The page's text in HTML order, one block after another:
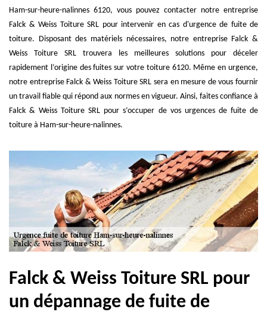
Ham-sur-heure-nalinnes 6120, vous pouvez contacter notre entreprise
Falck & Weiss Toiture SRL pour intervenir en cas d'urgence de fuite de
toiture. Disposant des matériels nécessaires, notre entreprise Falck &
Weiss Toiture SRL trouvera les meilleures solutions pour déceler
rapidement l’origine des fuites sur votre toiture 6120. Même en urgence,
notre entreprise Falck & Weiss Toiture SRL sera en mesure de vous fournir
un travail fiable qui répond aux normes en vigueur. Ainsi, faites confiance à
Falck & Weiss Toiture SRL pour s’occuper de vos urgences de fuite de
toiture à Ham-sur-heure-nalinnes.
Falck & Weiss Toiture SRL pour
un dépannage de fuite de